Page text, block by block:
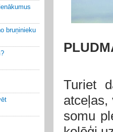
bruņinieku
Turiet
atceļas,
somu